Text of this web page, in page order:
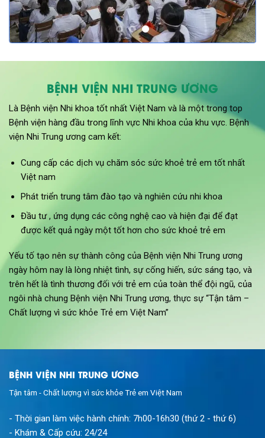
BỆNH VIỆN NHI TRUNG ƯƠNG
Là Bệnh viện Nhi khoa tốt nhất Việt Nam và là một trong top
Bệnh viện hàng đầu trong lĩnh vực Nhi khoa của khu vực. Bệnh
viện Nhi Trung ương cam kết:
Cung cấp các dịch vụ chăm sóc sức khoẻ trẻ em tốt nhất
Việt nam
Phát triển trung tâm đào tạo và nghiên cứu nhi khoa
Đầu tư , ứng dụng các công nghệ cao và hiện đại để đạt
được kết quả ngày một tốt hơn cho sức khoẻ trẻ em
Yếu tố tạo nên sự thành công của Bệnh viện Nhi Trung ương
ngày hôm nay là lòng nhiệt tình, sự cống hiến, sức sáng tạo, và
trên hết là tình thương đối với trẻ em của toàn thể đội ngũ, của
ngôi nhà chung Bệnh viện Nhi Trung ương, thực sự “Tận tâm –
Chất lượng vì sức khỏe Trẻ em Việt Nam”
BỆNH VIỆN NHI TRUNG ƯƠNG
Tận tâm - Chất lượng vì sức khỏe Trẻ em Việt Nam
- Thời gian làm việc hành chính: 7h00-16h30 (thứ 2 - thứ 6)
- Khám & Cấp cứu: 24/24